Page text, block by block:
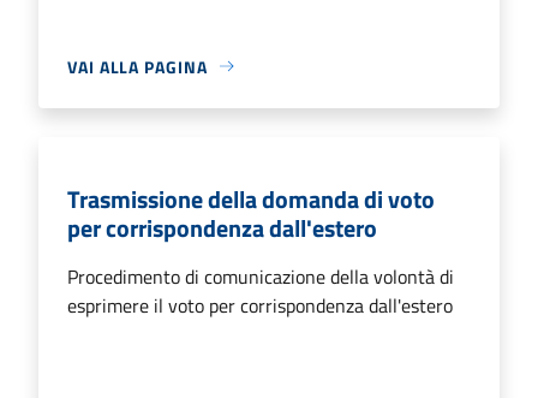
VAI ALLA PAGINA
Trasmissione della domanda di voto
per corrispondenza dall'estero
Procedimento di comunicazione della volontà di
esprimere il voto per corrispondenza dall'estero